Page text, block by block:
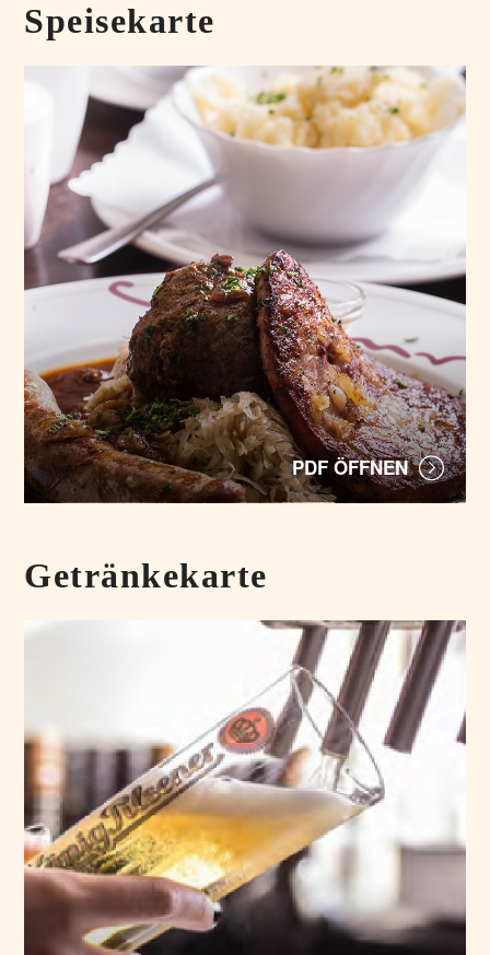
Speisekarte
PDF ÖFFNEN
Getränkekarte